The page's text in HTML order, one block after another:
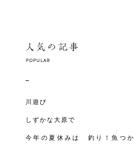
川遊び
しずかな大原で
今年の夏休みは 釣り！魚つか